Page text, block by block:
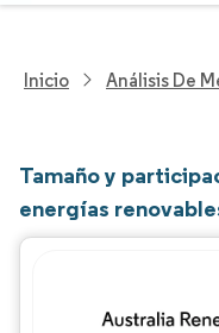
Inicio Análisis De
Tamaño y
energías